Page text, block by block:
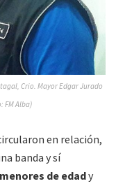
Crio. Mayor Edgar Jurado
FM Alba)
en relación,
banda y sí
de edady